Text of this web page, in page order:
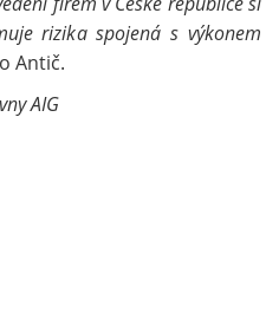
rizika spojená s výkonem
Antič.
AIG